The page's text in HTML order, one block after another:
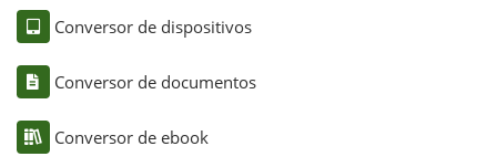
Conversor de dispositivos
Conversor de documentos
Conversor de ebook